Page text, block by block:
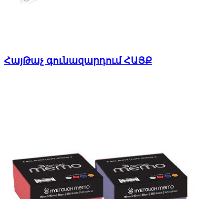
ՀայԹաչ գունազարդում ՀԱՅՔ